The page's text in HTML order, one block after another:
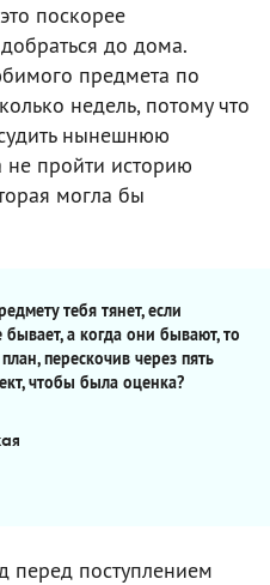
поскорее
до дома.
предмета по
недель, потому что
нынешнюю
не пройти историю
могла бы
тебя тянет, если
а когда они бывают, то
перескочив через пять
чтобы была оценка?
перед поступлением